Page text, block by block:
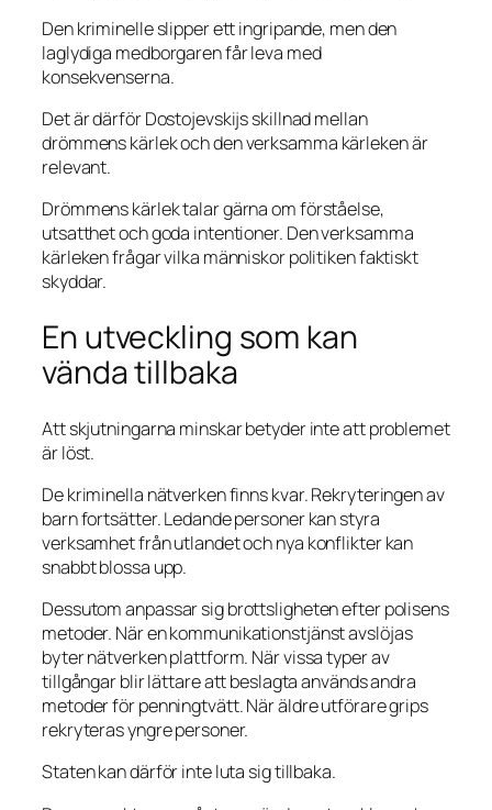
Den kriminelle slipper ett ingripande, men den
laglydiga medborgaren får leva med
konsekvenserna.
Det är därför Dostojevskijs skillnad mellan
drömmens kärlek och den verksamma kärleken är
relevant.
Drömmens kärlek talar gärna om förståelse,
utsatthet och goda intentioner. Den verksamma
kärleken frågar vilka människor politiken faktiskt
skyddar.
En utveckling som kan
vända tillbaka
Att skjutningarna minskar betyder inte att problemet
är löst.
De kriminella nätverken finns kvar. Rekryteringen av
barn fortsätter. Ledande personer kan styra
verksamhet från utlandet och nya konflikter kan
snabbt blossa upp.
Dessutom anpassar sig brottsligheten efter polisens
metoder. När en kommunikationstjänst avslöjas
byter nätverken plattform. När vissa typer av
tillgångar blir lättare att beslagta används andra
metoder för penningtvätt. När äldre utförare grips
rekryteras yngre personer.
Staten kan därför inte luta sig tillbaka.